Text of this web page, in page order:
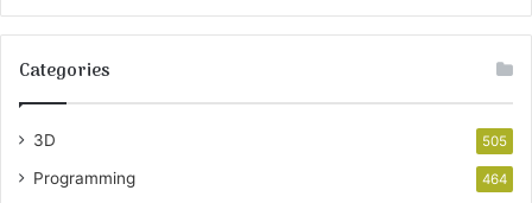
Categories
3D 505
Programming 464